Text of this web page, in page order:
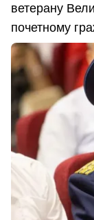
ветерану
почетному